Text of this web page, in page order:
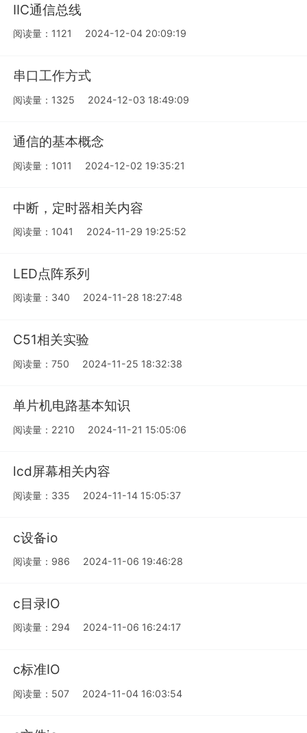
IIC通信总线
阅读量：1121 2024-12-04 20:09:19
串口工作方式
阅读量：1325 2024-12-03 18:49:09
通信的基本概念
阅读量：1011 2024-12-02 19:35:21
中断，定时器相关内容
阅读量：1041 2024-11-29 19:25:52
LED点阵系列
阅读量：340 2024-11-28 18:27:48
C51相关实验
阅读量：750 2024-11-25 18:32:38
单片机电路基本知识
阅读量：2210 2024-11-21 15:05:06
lcd屏幕相关内容
阅读量：335 2024-11-14 15:05:37
c设备io
阅读量：986 2024-11-06 19:46:28
c目录IO
阅读量：294 2024-11-06 16:24:17
c标准IO
阅读量：507 2024-11-04 16:03:54